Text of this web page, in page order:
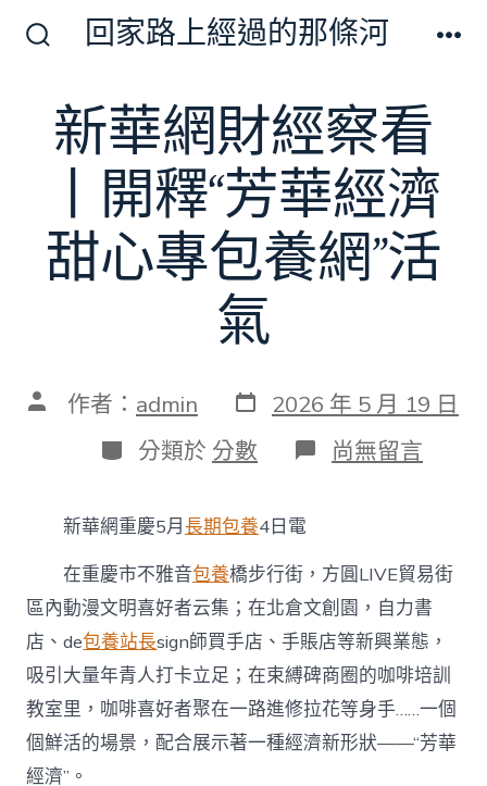
切
換
開
回家路上經過的那條河
新華網財經察看
丨開釋“芳華經濟
甜心專包養網”活
氣
文 作者： admin 發
表
日
期
2026 年 5 月 19 日
分
類
分類於 分數 在
〈新
經
察
看
丨
開
釋
“芳
華
經
濟
尚無留言
新華網重慶5月長期包養4日電
在重慶市不雅音包養橋步行街，方圓LIVE貿易街
區內動漫文明喜好者云集；在北倉文創園，自力書
店、de包養站長sign師買手店、手賬店等新興業態，
吸引大量年青人打卡立足；在束縛碑商圈的咖啡培訓
教室里，咖啡喜好者聚在一路進修拉花等身手……一個
個鮮活的場景，配合展示著一種經濟新形狀——“芳華
經濟”。